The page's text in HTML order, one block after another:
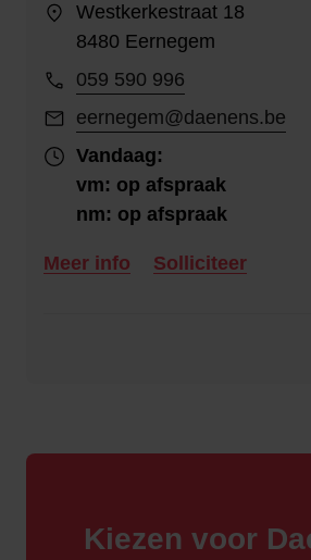
Westkerkestraat 18
8480 Eernegem
059 590 996
eernegem@daenens.be
Vandaag:
vm: op afspraak
nm: op afspraak
Meer info Solliciteer
Kiezen voor